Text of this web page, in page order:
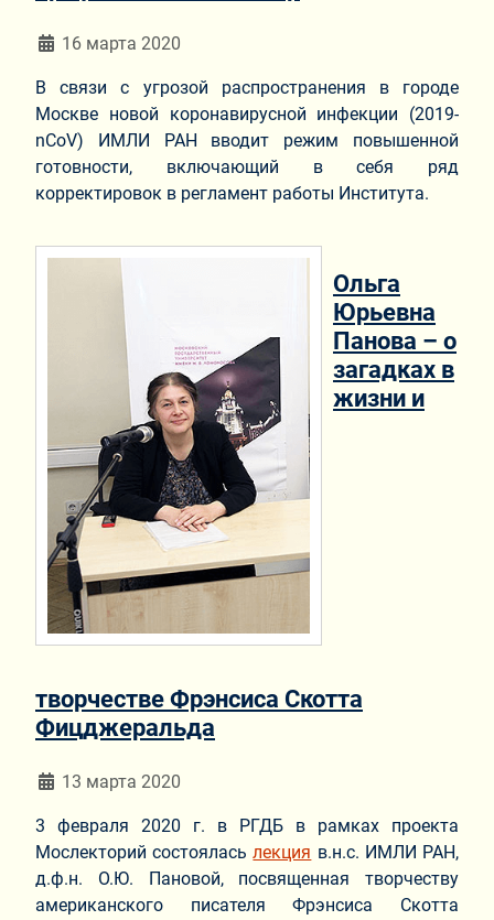
Информация о материале
16 марта 2020
В связи с угрозой распространения в городе
Москве новой коронавирусной инфекции (2019-
nCoV) ИМЛИ РАН вводит режим повышенной
готовности, включающий в себя ряд
корректировок в регламент работы Института.
Ольга
Юрьевна
Панова – о
загадках в
жизни и
творчестве Фрэнсиса Скотта
Фицджеральда
Информация о материале
13 марта 2020
3 февраля 2020 г. в РГДБ в рамках проекта
Мослекторий состояласьлекция в.н.с. ИМЛИ РАН,
д.ф.н. О.Ю. Пановой, посвященная творчеству
американского писателя Фрэнсиса Скотта